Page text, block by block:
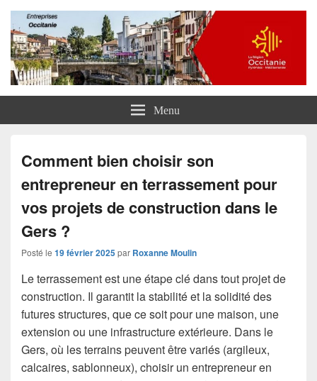
Entreprises Occitanie
Menu
Comment bien choisir son
entrepreneur en terrassement pour
vos projets de construction dans le
Gers ?
Posté le 19 février 2025par Roxanne Moulin
Le terrassement est une étape clé dans tout projet de
construction. Il garantit la stabilité et la solidité des
futures structures, que ce soit pour une maison, une
extension ou une infrastructure extérieure. Dans le
Gers, où les terrains peuvent être variés (argileux,
calcaires, sablonneux), choisir un entrepreneur en